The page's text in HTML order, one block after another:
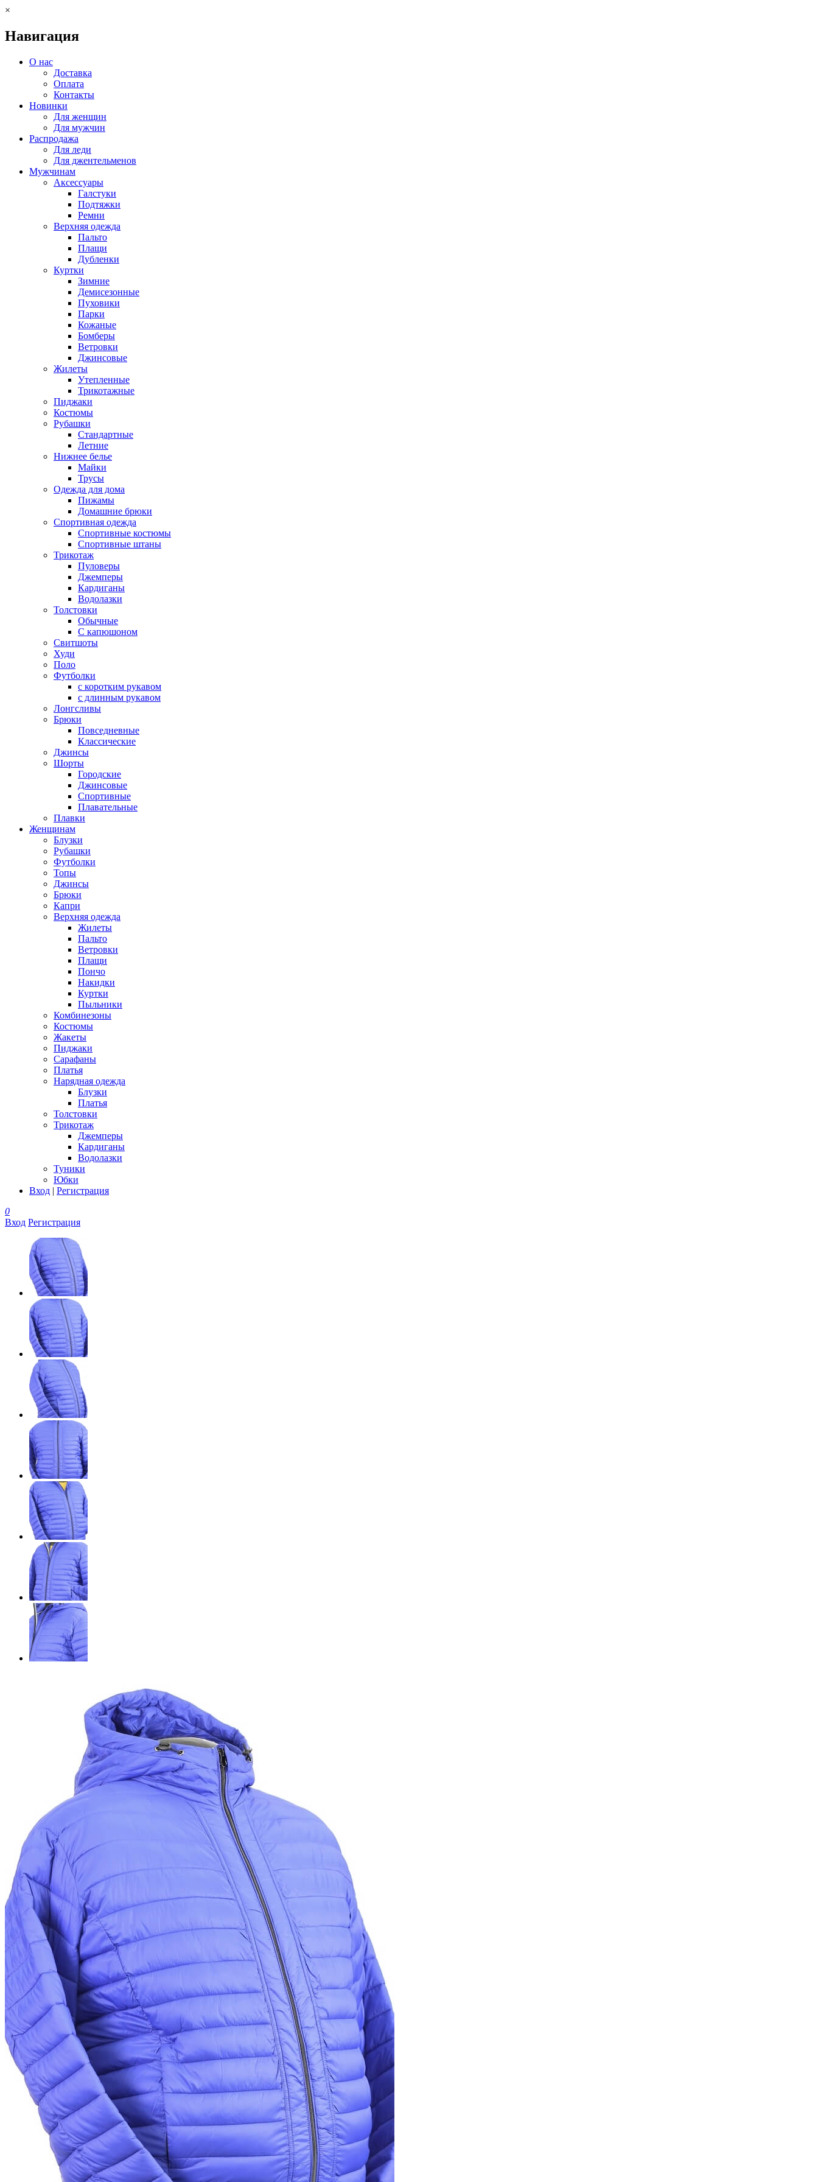
×
Навигация
О нас
Доставка
Оплата
Контакты
Новинки
Для женщин
Для мужчин
Распродажа
Для леди
Для джентельменов
Мужчинам
Аксессуары
Галстуки
Подтяжки
Ремни
Верхняя одежда
Пальто
Плащи
Дубленки
Куртки
Зимние
Демисезонные
Пуховики
Парки
Кожаные
Бомберы
Ветровки
Джинсовые
Жилеты
Утепленные
Трикотажные
Пиджаки
Костюмы
Рубашки
Стандартные
Летние
Нижнее белье
Майки
Трусы
Одежда для дома
Пижамы
Домашние брюки
Спортивная одежда
Спортивные костюмы
Спортивные штаны
Трикотаж
Пуловеры
Джемперы
Кардиганы
Водолазки
Толстовки
Обычные
С капюшоном
Свитшоты
Худи
Поло
Футболки
с коротким рукавом
с длинным рукавом
Лонгсливы
Брюки
Повседневные
Классические
Джинсы
Шорты
Городские
Джинсовые
Спортивные
Плавательные
Плавки
Женщинам
Блузки
Рубашки
Футболки
Топы
Джинсы
Брюки
Капри
Верхняя одежда
Жилеты
Пальто
Ветровки
Плащи
Пончо
Накидки
Куртки
Пыльники
Комбинезоны
Костюмы
Жакеты
Пиджаки
Сарафаны
Платья
Нарядная одежда
Блузки
Платья
Толстовки
Трикотаж
Джемперы
Кардиганы
Водолазки
Туники
Юбки
Вход | Регистрация
0
Вход Регистрация